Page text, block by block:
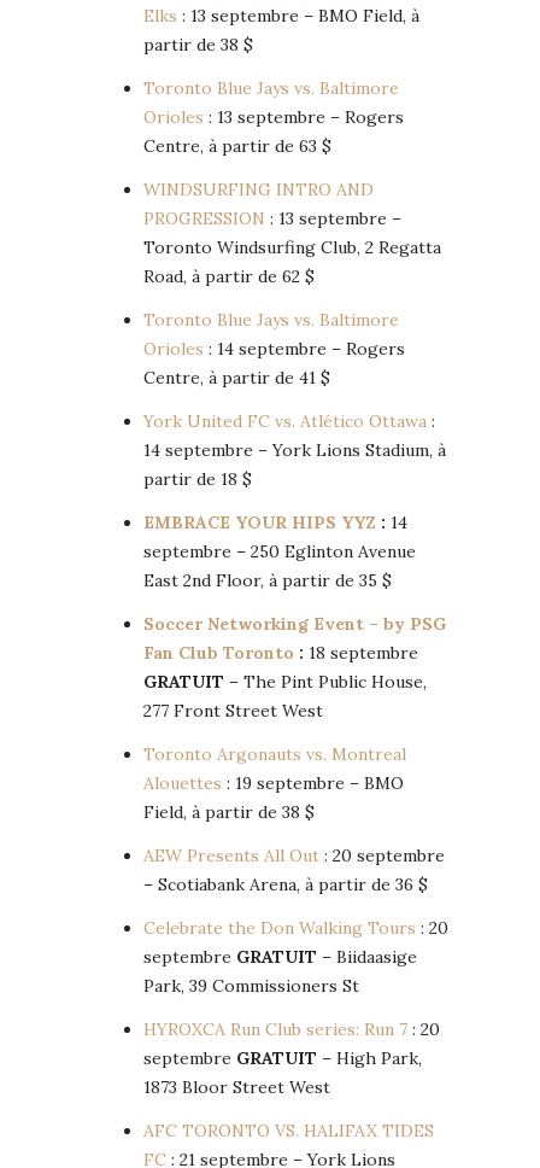
Elks : 13 septembre – BMO Field, à
partir de 38 $
Toronto Blue Jays vs. Baltimore
Orioles : 13 septembre – Rogers
Centre, à partir de 63 $
WINDSURFING INTRO AND
PROGRESSION : 13 septembre –
Toronto Windsurfing Club, 2 Regatta
Road, à partir de 62 $
Toronto Blue Jays vs. Baltimore
Orioles : 14 septembre – Rogers
Centre, à partir de 41 $
York United FC vs. Atlético Ottawa :
14 septembre – York Lions Stadium, à
partir de 18 $
EMBRACE YOUR HIPS YYZ : 14
septembre – 250 Eglinton Avenue
East 2nd Floor, à partir de 35 $
Soccer Networking Event – by PSG
Fan Club Toronto : 18 septembre
GRATUIT – The Pint Public House,
277 Front Street West
Toronto Argonauts vs. Montreal
Alouettes : 19 septembre – BMO
Field, à partir de 38 $
AEW Presents All Out : 20 septembre
– Scotiabank Arena, à partir de 36 $
Celebrate the Don Walking Tours : 20
septembre GRATUIT – Biidaasige
Park, 39 Commissioners St
HYROXCA Run Club series: Run 7 : 20
septembre GRATUIT – High Park,
1873 Bloor Street West
AFC TORONTO VS. HALIFAX TIDES
FC : 21 septembre – York Lions